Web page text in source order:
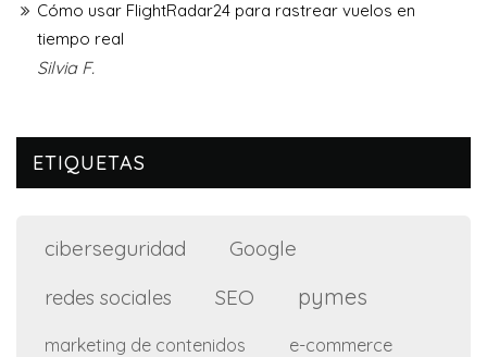
Cómo usar FlightRadar24 para rastrear vuelos en
tiempo real
Silvia F.
ETIQUETAS
ciberseguridad Google
redes sociales SEO pymes
marketing de contenidos e-commerce